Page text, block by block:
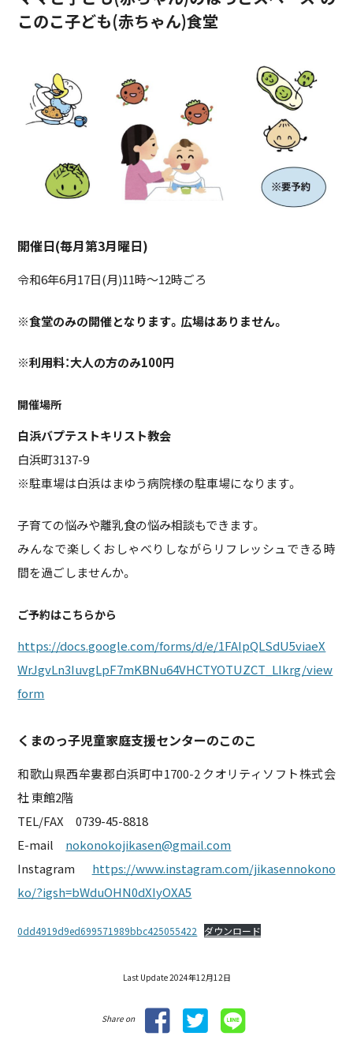
このこ子ども(赤ちゃん)食堂
開催日(毎月第3月曜日)
令和6年6月17日(月)11時～12時ごろ
※食堂のみの開催となります。広場はありません。
※利用料：大人の方のみ100円
開催場所
白浜バプテストキリスト教会
白浜町3137-9
※駐車場は白浜はまゆう病院様の駐車場になります。
子育ての悩みや離乳食の悩み相談もできます。
みんなで楽しくおしゃべりしながらリフレッシュできる時
間を過ごしませんか。
ご予約はこちらから
https://docs.google.com/forms/d/e/1FAIpQLSdU5viaeX
WrJgvLn3IuvgLpF7mKBNu64VHCTYOTUZCT_LIkrg/view
form
くまのっ子児童家庭支援センターのこのこ
和歌山県西牟婁郡白浜町中1700-2 クオリティソフト株式会
社 東館2階
TEL/FAX 0739-45-8818
E-mail nokonokojikasen@gmail.com
Instagram https://www.instagram.com/jikasennokono
ko/?igsh=bWduOHN0dXIyOXA5
0dd4919d9ed699571989bbc425055422 ダウンロード
Last Update 2024年12月12日
Share on